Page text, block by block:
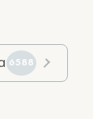
6588